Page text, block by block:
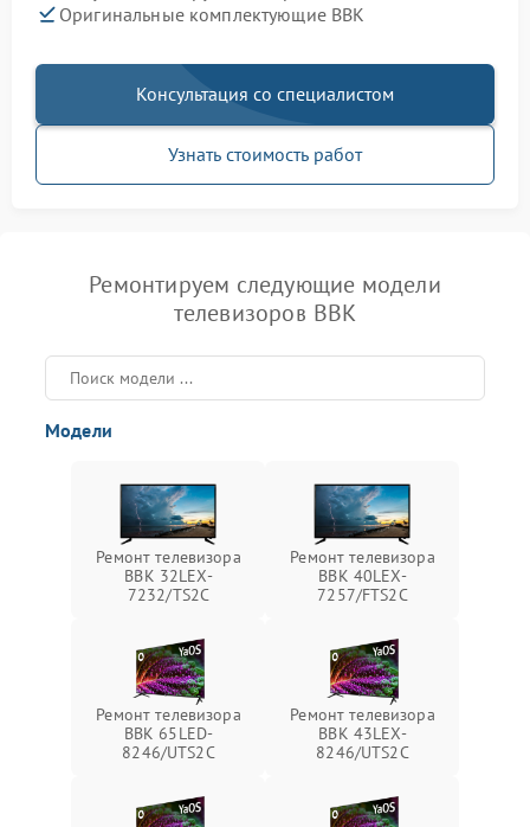
Оригинальные комплектующие BBK
Консультация со специалистом
Узнать стоимость работ
Ремонтируем следующие модели
телевизоров BBK
Модели
Ремонт телевизора
BBK 32LEX-
7232/TS2C
Ремонт телевизора
BBK 40LEX-
7257/FTS2C
Ремонт телевизора
BBK 65LED-
8246/UTS2C
Ремонт телевизора
BBK 43LEX-
8246/UTS2C